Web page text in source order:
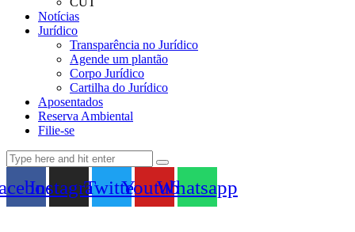
Notícias
Jurídico
Transparência no Jurídico
Agende um plantão
Corpo Jurídico
Cartilha do Jurídico
Aposentados
Reserva Ambiental
Filie-se
InstagramTwitterYoutubeWhatsapp